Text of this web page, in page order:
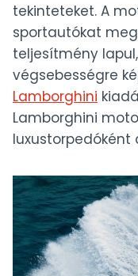
tekinteteket. A
sportautókat
teljesítmény
végsebességre
Lamborghini
Lamborghini
luxustorpedóként